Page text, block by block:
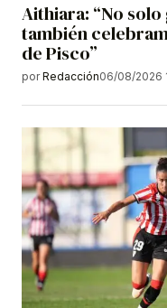
Aithiara: “No
también
de Pisco”
por Redacción06/08/2026